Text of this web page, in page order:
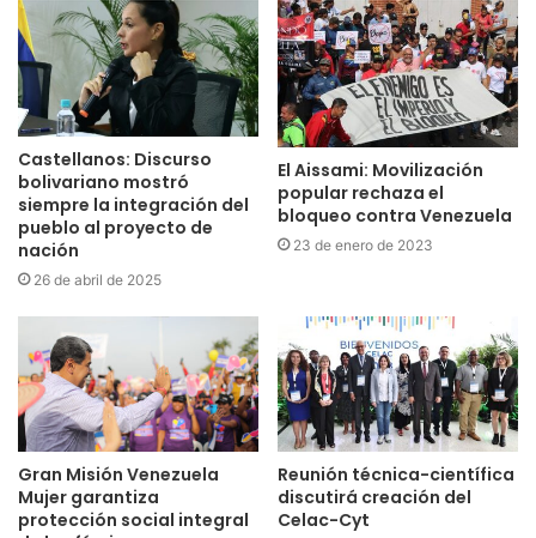
Castellanos: Discurso
bolivariano mostró
siempre la integración del
pueblo al proyecto de
nación
26 de abril de 2025
El Aissami: Movilización
popular rechaza el
bloqueo contra Venezuela
23 de enero de 2023
Gran Misión Venezuela
Mujer garantiza
protección social integral
Reunión técnica-científica
discutirá creación del
Celac-Cyt